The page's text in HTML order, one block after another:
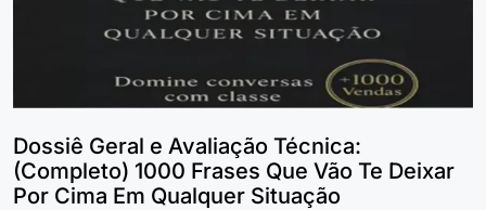
Dossiê Geral e Avaliação Técnica:
(Completo) 1000 Frases Que Vão Te Deixar
Por Cima Em Qualquer Situação